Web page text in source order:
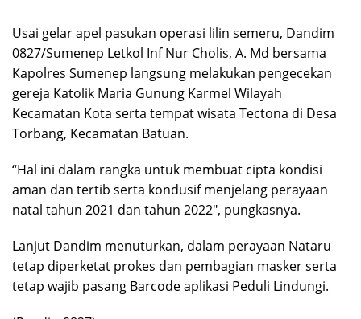
Usai gelar apel pasukan operasi lilin semeru, Dandim
0827/Sumenep Letkol Inf Nur Cholis, A. Md bersama
Kapolres Sumenep langsung melakukan pengecekan
gereja Katolik Maria Gunung Karmel Wilayah
Kecamatan Kota serta tempat wisata Tectona di Desa
Torbang, Kecamatan Batuan.
“Hal ini dalam rangka untuk membuat cipta kondisi
aman dan tertib serta kondusif menjelang perayaan
natal tahun 2021 dan tahun 2022″, pungkasnya.
Lanjut Dandim menuturkan, dalam perayaan Nataru
tetap diperketat prokes dan pembagian masker serta
tetap wajib pasang Barcode aplikasi Peduli Lindungi.